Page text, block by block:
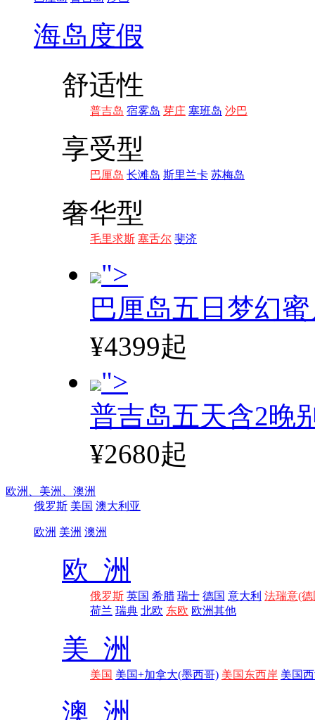
海岛度假
舒适性
普吉岛 宿雾岛 芽庄 塞班岛 沙巴
享受型
巴厘岛 长滩岛 斯里兰卡 苏梅岛
奢华型
毛里求斯 塞舌尔 斐济
">
巴厘岛五日梦幻
¥4399起
">
普吉岛五天含2晚
¥2680起
欧洲、 美洲、 澳洲
俄罗斯 美国 澳大利亚
欧洲 美洲 澳洲
欧 洲
俄罗斯 英国 希腊 瑞士 德国 意大利 法瑞意(德
荷兰 瑞典 北欧 东欧 欧洲其他
美 洲
美国 美国+加拿大(墨西哥) 美国东西岸 美国
澳 洲